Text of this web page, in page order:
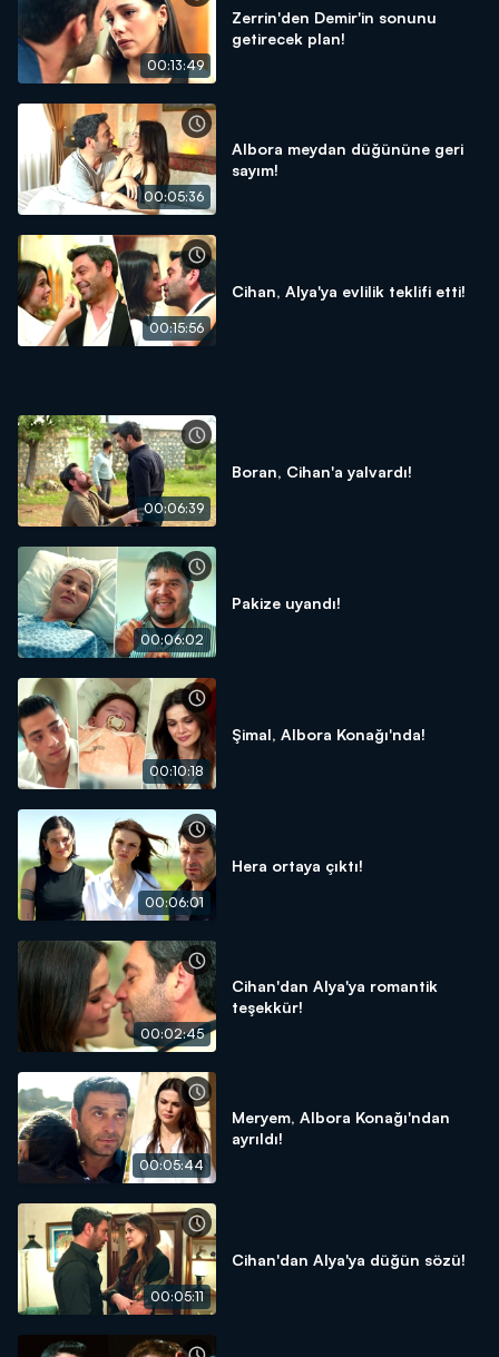
00:13:49
Zerrin'den Demir'in sonunu
getirecek plan!
00:05:36
Albora meydan düğününe geri
sayım!
00:15:56
Cihan, Alya'ya evlilik teklifi etti!
00:06:39
Boran, Cihan'a yalvardı!
00:06:02
Pakize uyandı!
00:10:18
Şimal, Albora Konağı'nda!
00:06:01
Hera ortaya çıktı!
00:02:45
Cihan'dan Alya'ya romantik
teşekkür!
00:05:44
Meryem, Albora Konağı'ndan
ayrıldı!
00:05:11
Cihan'dan Alya'ya düğün sözü!